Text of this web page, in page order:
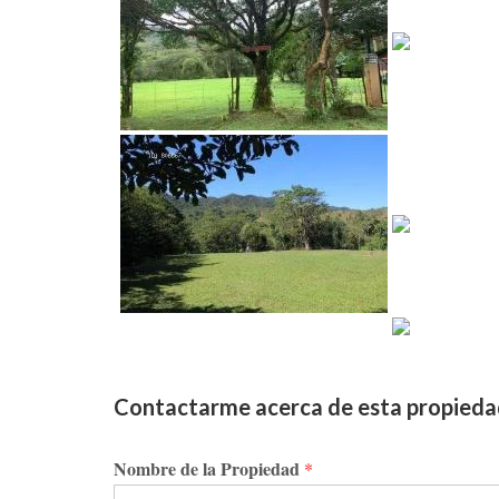
Contactarme acerca de esta
Nombre de la Propiedad *